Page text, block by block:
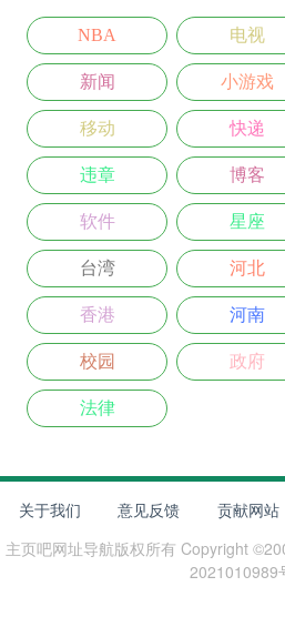
NBA 电视
新闻 小游戏
移动 快递
违章 博客
软件 星座
台湾 河北
香港 河南
校园 政府
法律
关于我们 意见反馈 贡献网站
主页吧网址导航版权所有 Copyright
2021010989